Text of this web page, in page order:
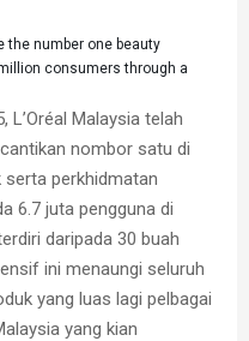
the number one beauty
consumers through a
L’Oréal Malaysia telah
nombor satu di
serta perkhidmatan
6.7 juta pengguna di
daripada 30 buah
ini menaungi seluruh
yang luas lagi pelbagai
yang kian